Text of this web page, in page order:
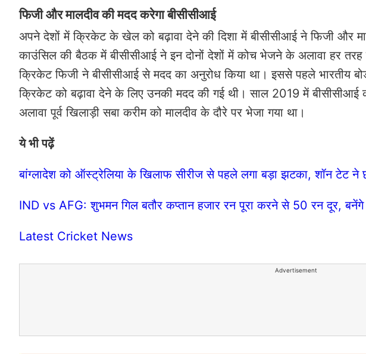
फिजी और मालदीव की मदद करेगा बीसीसीआई
अपने देशों में क्रिकेट के खेल को बढ़ावा देने की दिशा में बीसीसीआई ने फिजी और
काउंसिल की बैठक में बीसीसीआई ने इन दोनों देशों में कोच भेजने के अलावा हर
क्रिकेट फिजी ने बीसीसीआई से मदद का अनुरोध किया था। इससे पहले भारतीय
क्रिकेट को बढ़ावा देने के लिए उनकी मदद की गई थी। साल 2019 में बीसीसीआई
अलावा पूर्व खिलाड़ी सबा करीम को मालदीव के दौरे पर भेजा गया था।
ये भी पढ़ें
बांग्लादेश को ऑस्ट्रेलिया के खिलाफ सीरीज से पहले लगा बड़ा झटका, शॉन टेट ने
IND vs AFG: शुभमन गिल बतौर कप्तान हजार रन पूरा करने से 50 रन दूर,
Latest Cricket News
Advertisement